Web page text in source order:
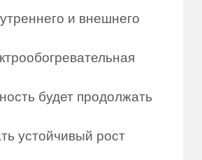
и внешнего
будет продолжать
устойчивый рост